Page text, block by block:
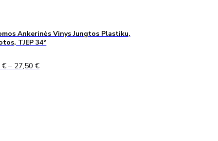
Ankerinės Vinys Jungtos Plastiku,
TJEP 34°
€ – 27,50€Price